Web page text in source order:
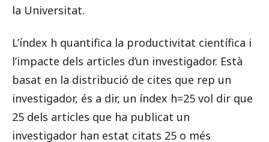
la Universitat.
L’índex h quantifica la productivitat científica i
l’impacte dels articles d’un investigador. Està
basat en la distribució de cites que rep un
investigador, és a dir, un índex h=25 vol dir que
25 dels articles que ha publicat un
investigador han estat citats 25 o més